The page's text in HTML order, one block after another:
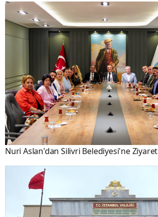
Nuri Aslan'dan Silivri Belediyesi'ne Ziyaret